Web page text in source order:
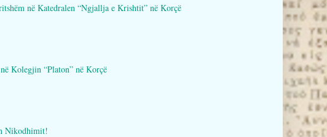
në Katedralen “Ngjallja e Krishtit” në Korçë
Kolegjin “Platon” në Korçë
Nikodhimit!